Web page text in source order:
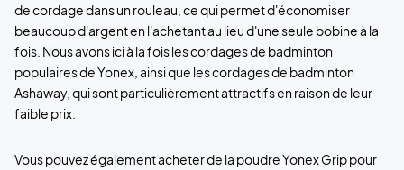
de cordage dans un rouleau, ce qui permet d'économiser
beaucoup d'argent en l'achetant au lieu d'une seule bobine à la
fois. Nous avons ici à la fois les cordages de badminton
populaires de Yonex, ainsi que les cordages de badminton
Ashaway, qui sont particulièrement attractifs en raison de leur
faible prix.
Vous pouvez également acheter de la poudre Yonex Grip pour